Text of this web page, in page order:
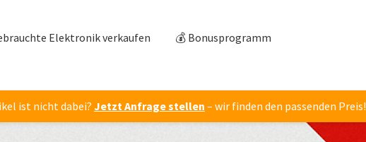
Elektronik verkaufen 💰 Bonusprogramm
ist nicht dabei? Jetzt Anfrage stellen – wir finden den passenden Preis!